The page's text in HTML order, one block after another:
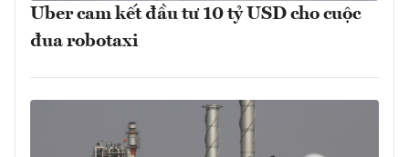
Uber cam kết đầu tư 10 tỷ USD cho cuộc
đua robotaxi